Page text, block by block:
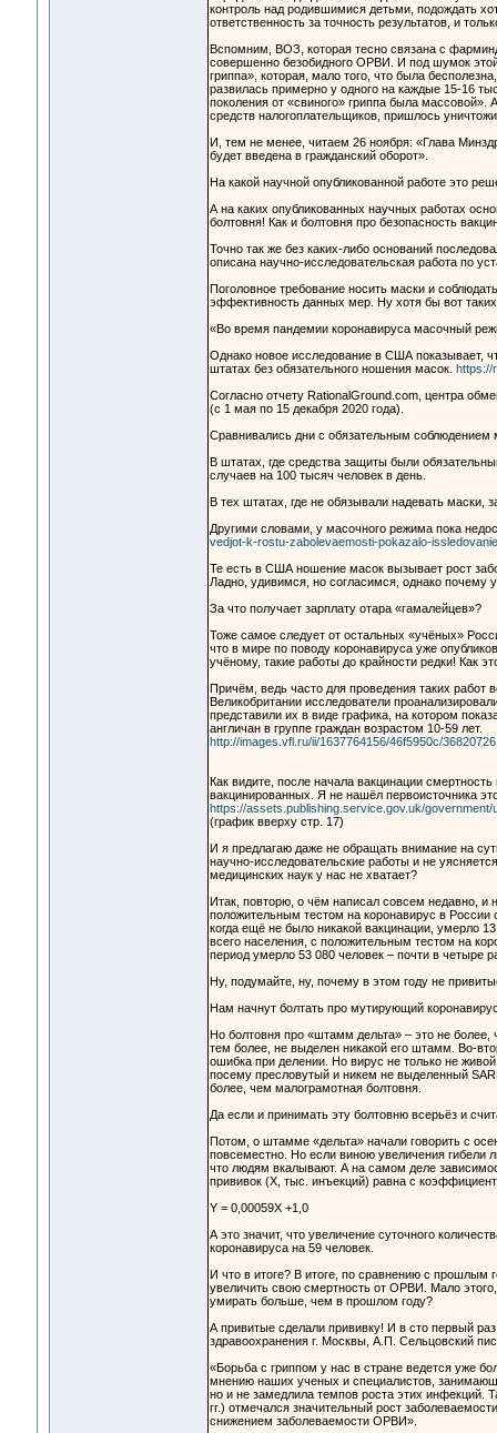
контроль над родившимися детьми, подождать
ответственность за точность результатов, и
Вспомним, ВОЗ, которая тесно связана с
совершенно безобидного ОРВИ. И под шумок
гриппа», которая, мало того, что была
развилась примерно у одного на каждые 15-16
поколения от «свиного» гриппа была
средств налогоплательщиков, пришлось
И, тем не менее, читаем 26 ноября: «Глава
будет введена в гражданский оборот».
На какой научной опубликованной работе это
А на каких опубликованных научных работах
болтовня! Как и болтовня про безопасность
Точно так же без каких-либо оснований
описана научно-исследовательская работа по
Поголовное требование носить маски и
эффективность данных мер. Ну хотя бы вот
«Во время пандемии коронавируса масочный
Однако новое исследование в США показывает,
штатах без обязательного ношения масок. https://
Согласно отчету RationalGround.com, центра
(с 1 мая по 15 декабря 2020 года).
Сравнивались дни с обязательным соблюдением
В штатах, где средства защиты были
случаев на 100 тысяч человек в день.
В тех штатах, где не обязывали надевать маски,
Другими словами, у масочного режима пока
vedjot-k-rostu-zabolevaemosti-pokazalo-
Те есть в США ношение масок вызывает рост
Ладно, удивимся, но согласимся, однако почему
За что получает зарплату отара «гамалейцев»?
Тоже самое следует от остальных «учёных»
что в мире по поводу коронавируса уже
учёному, такие работы до крайности редки! Как
Причём, ведь часто для проведения таких
Великобритании исследователи
представили их в виде графика, на котором
англичан в группе граждан возрастом 10-59 лет.
http://images.vfl.ru/ii/1637764156/46f5950c/
Как видите, после начала вакцинации
вакцинированных. Я не нашёл первоисточника
https://assets.publishing.service.gov.uk/
(график вверху стр. 17)
И я предлагаю даже не обращать внимание на
научно-исследовательские работы и не
медицинских наук у нас не хватает?
Итак, повторю, о чём написал совсем недавно,
положительным тестом на коронавирус в России
когда ещё не было никакой вакцинации, умерло
всего населения, с положительным тестом на
период умерло 53 080 человек – почти в четыре
Ну, подумайте, ну, почему в этом году не
Нам начнут болтать про мутирующий
Но болтовня про «штамм дельта» – это не
тем более, не выделен никакой его штамм. Во-
ошибка при делении. Но вирус не только не
посему пресловутый и никем не выделенный
более, чем малограмотная болтовня.
Да если и принимать эту болтовню всерьёз и
Потом, о штамме «дельта» начали говорить с
повсеместно. Но если виною увеличения гибели
что людям вкалывают. А на самом деле
прививок (Х, тыс. инъекций) равна с
Y = 0,00059Х +1,0
А это значит, что увеличение суточного
коронавируса на 59 человек.
И что в итоге? В итоге, по сравнению с прошлым
увеличить свою смертность от ОРВИ. Мало
умирать больше, чем в прошлом году?
А привитые сделали прививку! И в сто первый
здравоохранения г. Москвы, А.П. Сельцовский
«Борьба с гриппом у нас в стране ведется уже
мнению наших ученых и специалистов,
но и не замедлила темпов роста этих инфекций.
гг.) отмечался значительный рост
снижением заболеваемости ОРВИ».